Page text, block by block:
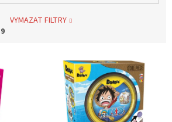
VYMAZAT FILTRY